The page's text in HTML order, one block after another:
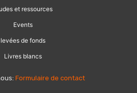
et ressources
Events
levées de fonds
Livres blancs
Formulaire de contact